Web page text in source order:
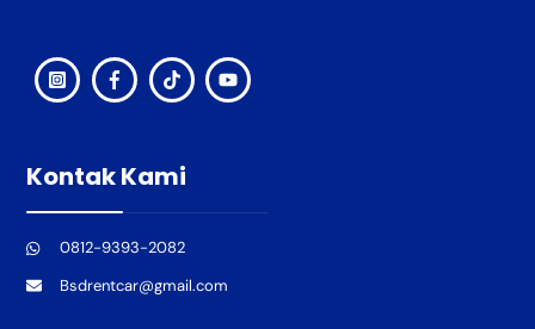
Kontak Kami
0812-9393-2082
Bsdrentcar@gmail.com